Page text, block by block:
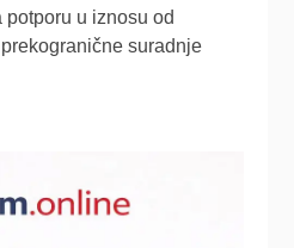
u iznosu od
suradnje